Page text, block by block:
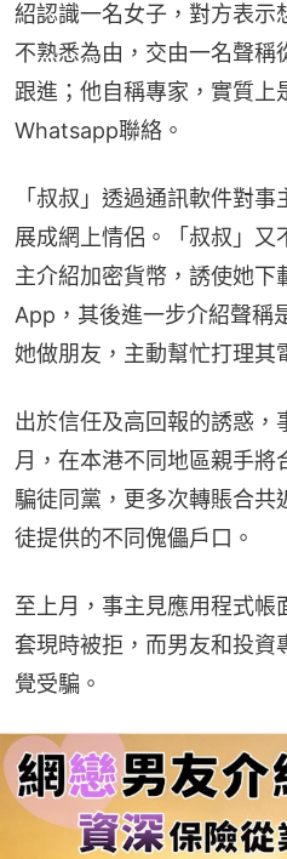
紹認識一名女子，對方表示
不熟悉為由，交由一名聲稱
跟進；他自稱專家，實質上
Whatsapp聯絡。
「叔叔」透過通訊軟件對
展成網上情侶。「叔叔」又
主介紹加密貨幣，誘使她下
App，其後進一步介紹聲稱
她做朋友，主動幫忙打理其
出於信任及高回報的誘惑，
月，在本港不同地區親手
騙徒同黨，更多次轉賬合
徒提供的不同傀儡戶口。
至上月，事主見應用程式帳
套現時被拒，而男友和投資
覺受騙。